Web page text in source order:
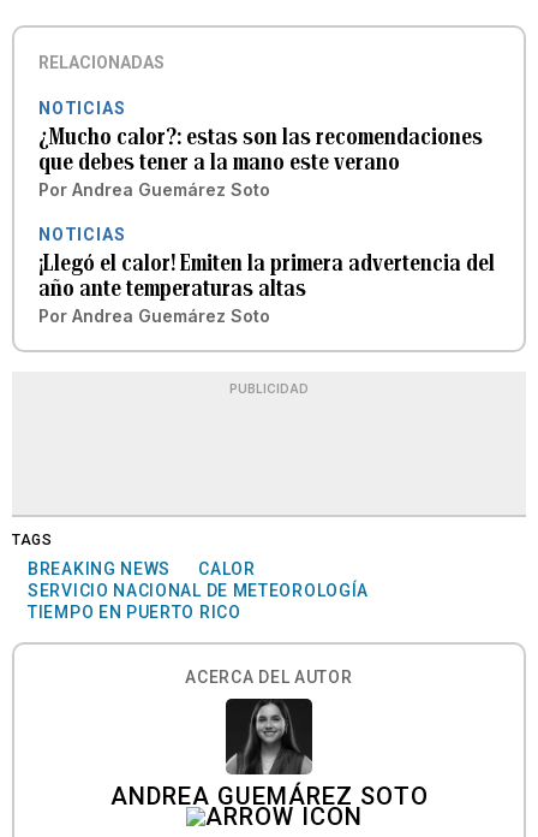
RELACIONADAS
NOTICIAS
¿Mucho calor?: estas son las recomendaciones
que debes tener a la mano este verano
Por Andrea Guemárez Soto
NOTICIAS
¡Llegó el calor! Emiten la primera advertencia del
año ante temperaturas altas
Por Andrea Guemárez Soto
PUBLICIDAD
TAGS
BREAKING NEWS
CALOR
SERVICIO NACIONAL DE METEOROLOGÍA
TIEMPO EN PUERTO RICO
ACERCA DEL AUTOR
ANDREA GUEMÁREZ SOTO